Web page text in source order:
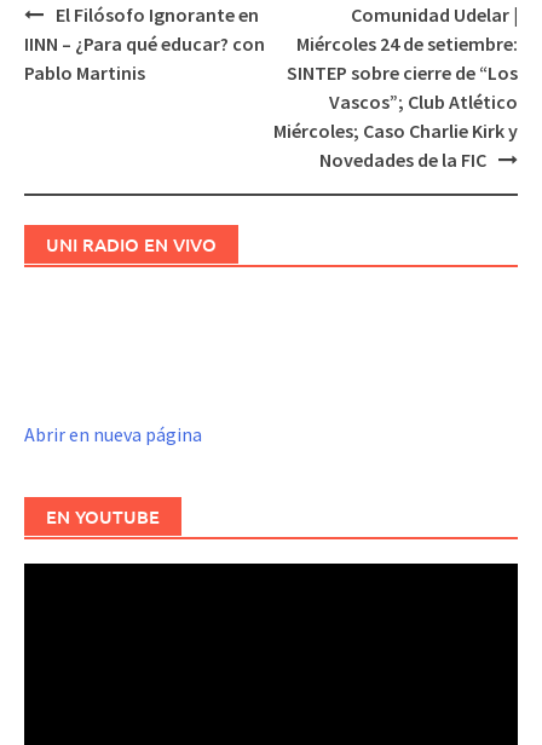
Navegación
de
El Filósofo Ignorante en
IINN – ¿Para qué educar? con
Pablo Martinis
Comunidad Udelar |
Miércoles 24 de setiembre:
SINTEP sobre cierre de “Los
Vascos”; Club Atlético
Miércoles; Caso Charlie Kirk y
Novedades de la FIC
UNI RADIO EN VIVO
Abrir en nueva página
EN YOUTUBE